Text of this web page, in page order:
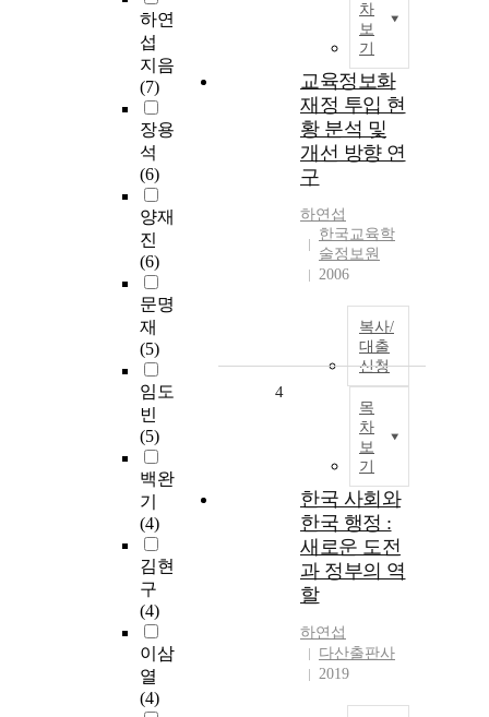
하연
섭
지음
(7)
장용
석
(6)
양재
진
(6)
문명
재
(5)
임도
빈
(5)
백완
기
(4)
김현
구
(4)
이삼
열
(4)
차
보
기
교육정보화
재정 투입 현
황 분석 및
개선 방향 연
구
하연섭
한국교육학
술정보원
2006
복사/
대출
신청
목
차
보
기
4
한국 사회와
한국 행정 :
새로운 도전
과 정부의 역
할
하연섭
다산출판사
2019